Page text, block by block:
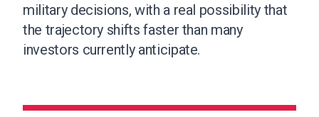
military decisions, with a real possibility that
the trajectory shifts faster than many
investors currently anticipate.